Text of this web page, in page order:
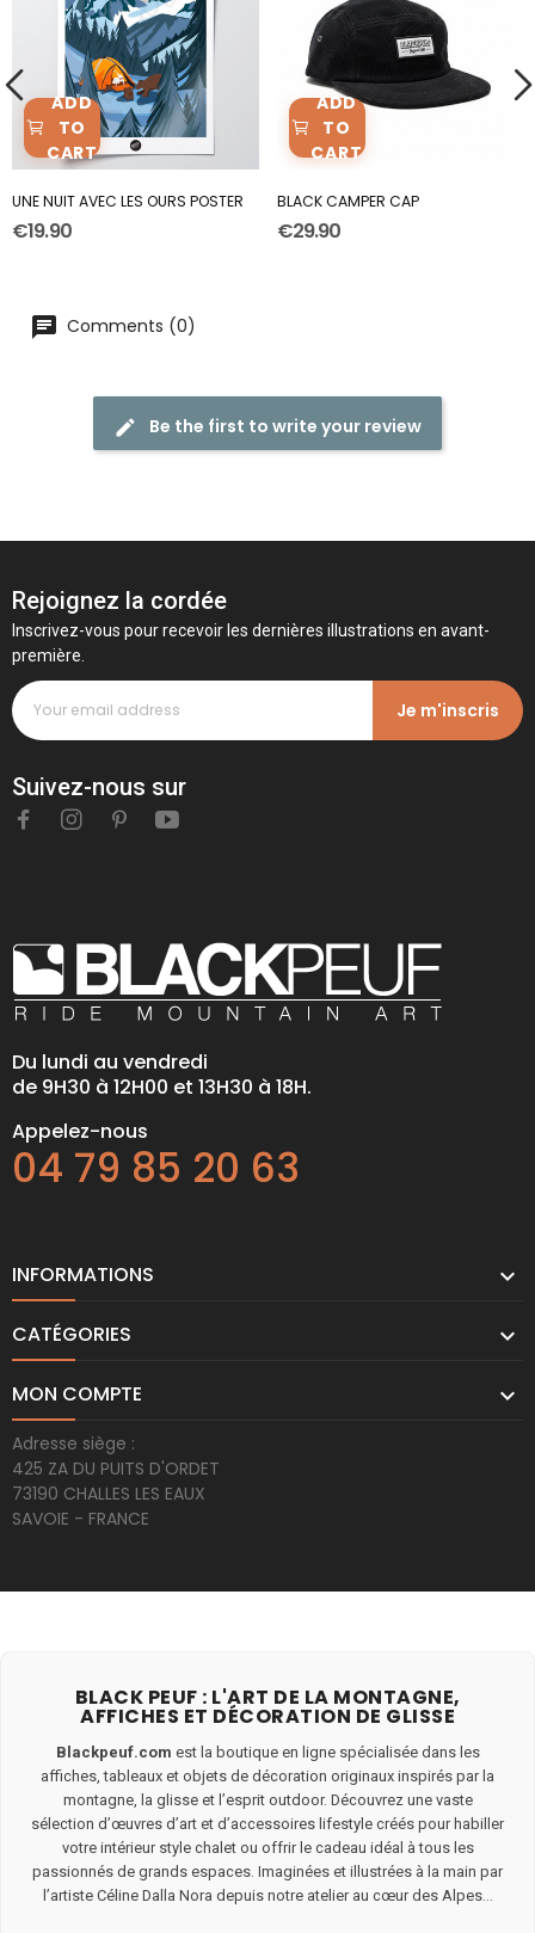
ADD
TO
CART
UNE NUIT AVEC LES OURS POSTER
€19.90
ADD
TO
CART
BLACK CAMPER CAP
€29.90
Comments (0)
Be the first to write your review
Rejoignez la cordée
Inscrivez-vous pour recevoir les dernières illustrations en avant-
première.
Je m'inscris
Suivez-nous sur
Du lundi au vendredi
de 9H30 à 12H00 et 13H30 à 18H.
Appelez-nous
04 79 85 20 63
INFORMATIONS 
CATÉGORIES 
MON COMPTE 
Adresse siège :
425 ZA DU PUITS D'ORDET
73190 CHALLES LES EAUX
SAVOIE - FRANCE
BLACK PEUF : L'ART DE LA MONTAGNE,
AFFICHES ET DÉCORATION DE GLISSE
Blackpeuf.com est la boutique en ligne spécialisée dans les
affiches, tableaux et objets de décoration originaux inspirés par la
montagne, la glisse et l’esprit outdoor. Découvrez une vaste
sélection d’œuvres d’art et d’accessoires lifestyle créés pour habiller
votre intérieur style chalet ou offrir le cadeau idéal à tous les
passionnés de grands espaces. Imaginées et illustrées à la main par
l’artiste Céline Dalla Nora depuis notre atelier au cœur des Alpes...